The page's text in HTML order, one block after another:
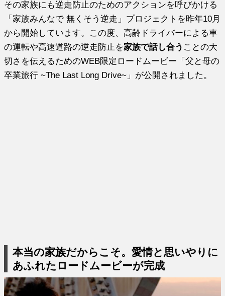
その家族にも逆走防止のためのアクションを呼びかける
「家族みんなで 無くそう逆走」プロジェクトを昨年10月
から開始しています。この度、高齢ドライバーによる車
の運転や高速道路の逆走防止を家族で話し合う ことの大
切さを伝えるためのWEB限定ロードムービー「父と母の
卒業旅行 ~The Last Long Drive~」が公開されました。
本当の家族だからこそ。愛情と思いやりに
あふれたロードムービーが完成